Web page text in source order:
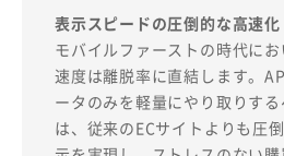
表示スピードの圧倒的な高速化
モバイルファーストの時代に
速度は離脱率に直結します。
ータのみを軽量にやり取りす
は、従来のECサイトよりも圧